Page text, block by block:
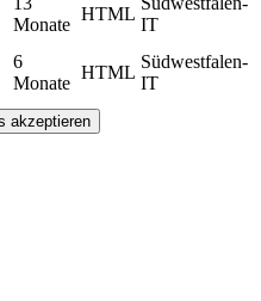
Monate
HTML
IT
6
Monate
HTML
Südwestfalen-
IT
akzeptieren